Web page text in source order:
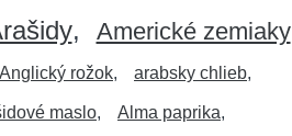
Americké zemiaky
Anglický rožok arabsky chlieb
maslo Alma paprika